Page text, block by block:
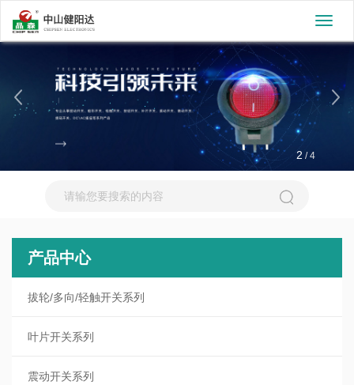
切
换
2 /4
产品中心
拔轮/多向/轻触开关系列
叶片开关系列
震动开关系列